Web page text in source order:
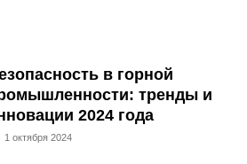
в горной
тренды и
2024 года
1 октября 2024